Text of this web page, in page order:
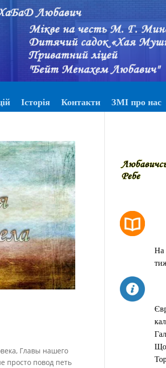
Історія Контакти ЗМІ про нас
Главы нашего
просто повод петь
На